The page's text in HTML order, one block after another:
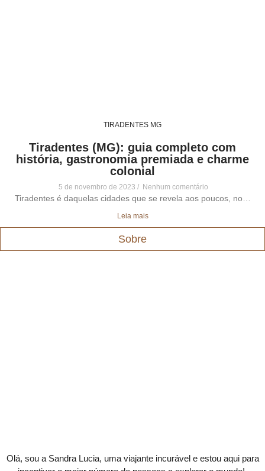
TIRADENTES MG
Tiradentes (MG): guia completo com
história, gastronomia premiada e charme
colonial
5 de novembro de 2023 Nenhum comentário
Tiradentes é daquelas cidades que se revela aos poucos, no…
Leia mais
Sobre
Olá, sou a Sandra Lucia, uma viajante incurável e estou aqui para